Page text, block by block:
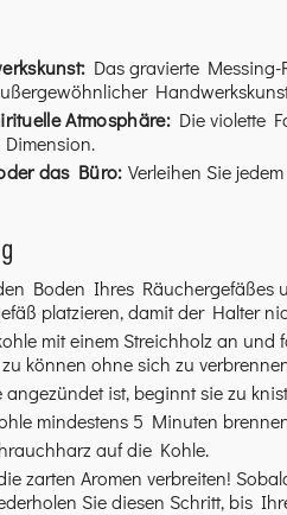
Das gravierte
Atmosphäre:Die violette
das Büro: Verleihen Sie
Boden Ihres Räuchergefäßes
platzieren, damit der Halter
mit einem Streichholz an
können ohne sich zu
ist, beginnt sie zu
mindestens 5 Minuten
auf die Kohle.
zarten Aromen verbreiten!
Sie diesen Schritt, bis